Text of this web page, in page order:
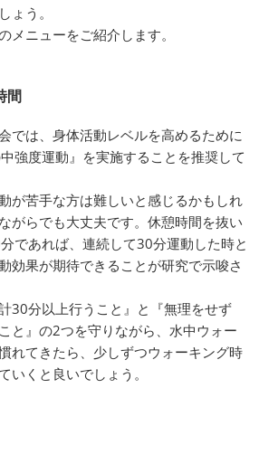
ょう。
メニューをご紹介します。
間
では、身体活動レベルを高めるために
強度運動』を実施することを推奨して
が苦手な方は難しいと感じるかもしれ
がらでも大丈夫です。休憩時間を抜い
であれば、連続して30分運動した時と
効果が期待できることが研究で示唆さ
30分以上行うこと』と『無理をせず
と』の2つを守りながら、水中ウォー
れてきたら、少しずつウォーキング時
いくと良いでしょう。